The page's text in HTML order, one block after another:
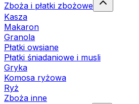
Zboża i płatki zbożowe
Kasza
Makaron
Granola
Płatki owsiane
Płatki śniadaniowe i musli
Gryka
Komosa ryżowa
Ryż
Zboża inne